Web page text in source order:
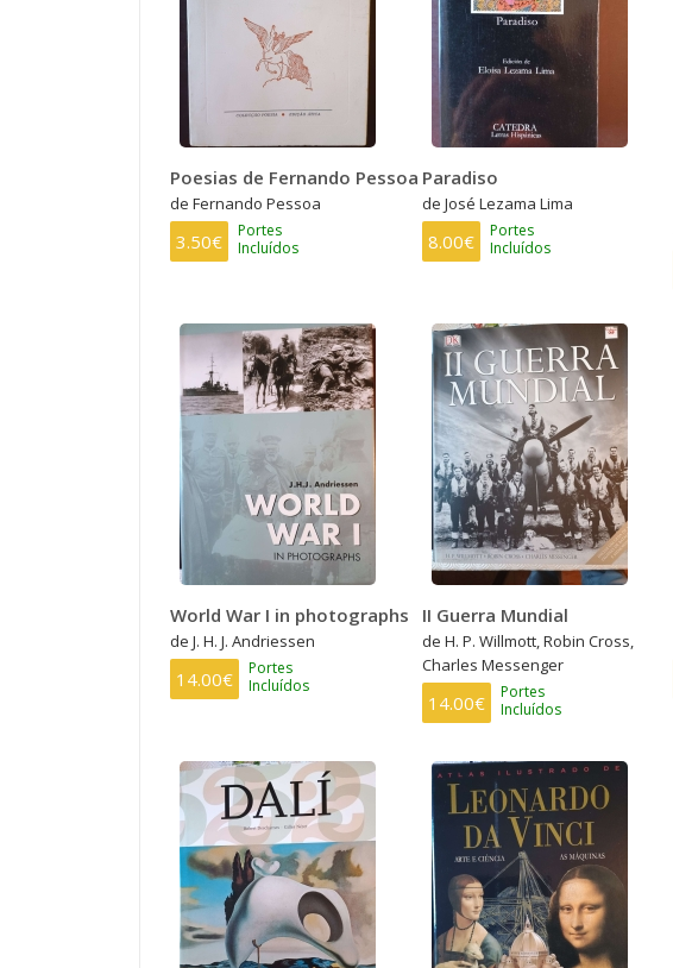
Poesias de Fernando Pessoa
de Fernando Pessoa
3.50€
Portes
Incluídos
Paradiso
de José Lezama Lima
8.00€
Portes
Incluídos
World War I in photographs
de J. H. J. Andriessen
14.00€
Portes
Incluídos
II Guerra Mundial
de H. P. Willmott, Robin Cross,
Charles Messenger
14.00€
Portes
Incluídos